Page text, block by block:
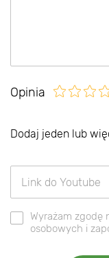
Opinia
Dodaj jeden lub
Wyrażam zgodę
osobowych i